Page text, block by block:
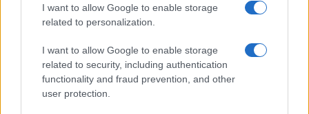
I want to allow Google to enable storage
related to personalization.
I want to allow Google to enable storage
related to security, including authentication
functionality and fraud prevention, and other
user protection.
NECROLOGIE
Mario Malu